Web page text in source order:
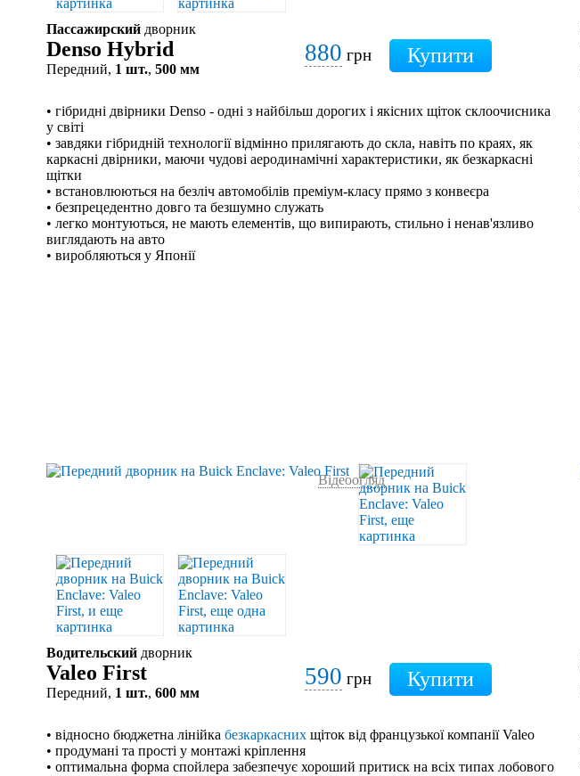
Пассажирский дворник
Denso Hybrid
Передний, 1 шт., 500 мм
880 грн
• гібридні двірники Denso - одні з найбільш дорогих і якісних щіток склоочисника
у світі
• завдяки гібридній технології відмінно прилягають до скла, навіть по краях, як
каркасні двірники, маючи чудові аеродинамічні характеристики, як безкаркасні
щітки
• встановлюються на безліч автомобілів преміум-класу прямо з конвеєра
• безпрецедентно довго та безшумно служать
• легко монтуються, не мають елементів, що випирають, стильно і ненав'язливо
виглядають на авто
• виробляються у Японії
Відеоогляд
Водительский дворник
Valeo First
Передний, 1 шт., 600 мм
590 грн
• відносно бюджетна лінійка безкаркасних щіток від французької компанії Valeo
• продумані та прості у монтажі кріплення
• оптимальна форма спойлера забезпечує хороший притиск на всіх типах лобового